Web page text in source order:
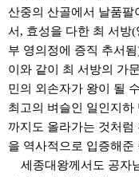
산중의 산골에서 날품팔
서 , 효성을 다한 최 서방(
부 영의정에 증직 추서됨
이와 같이 최 서방의 가
민의 외손자가 왕이 될
최고의 벼슬인 일인지하
까지도 올라가는 것처럼
을 역사적으로 입증해준
세종대왕께서도 공자